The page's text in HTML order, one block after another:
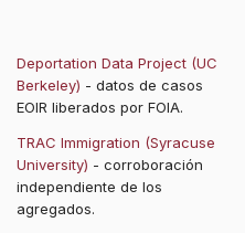
Deportation Data Project (UC
Berkeley) - datos de casos
EOIR liberados por FOIA.
TRAC Immigration (Syracuse
University) - corroboración
independiente de los
agregados.